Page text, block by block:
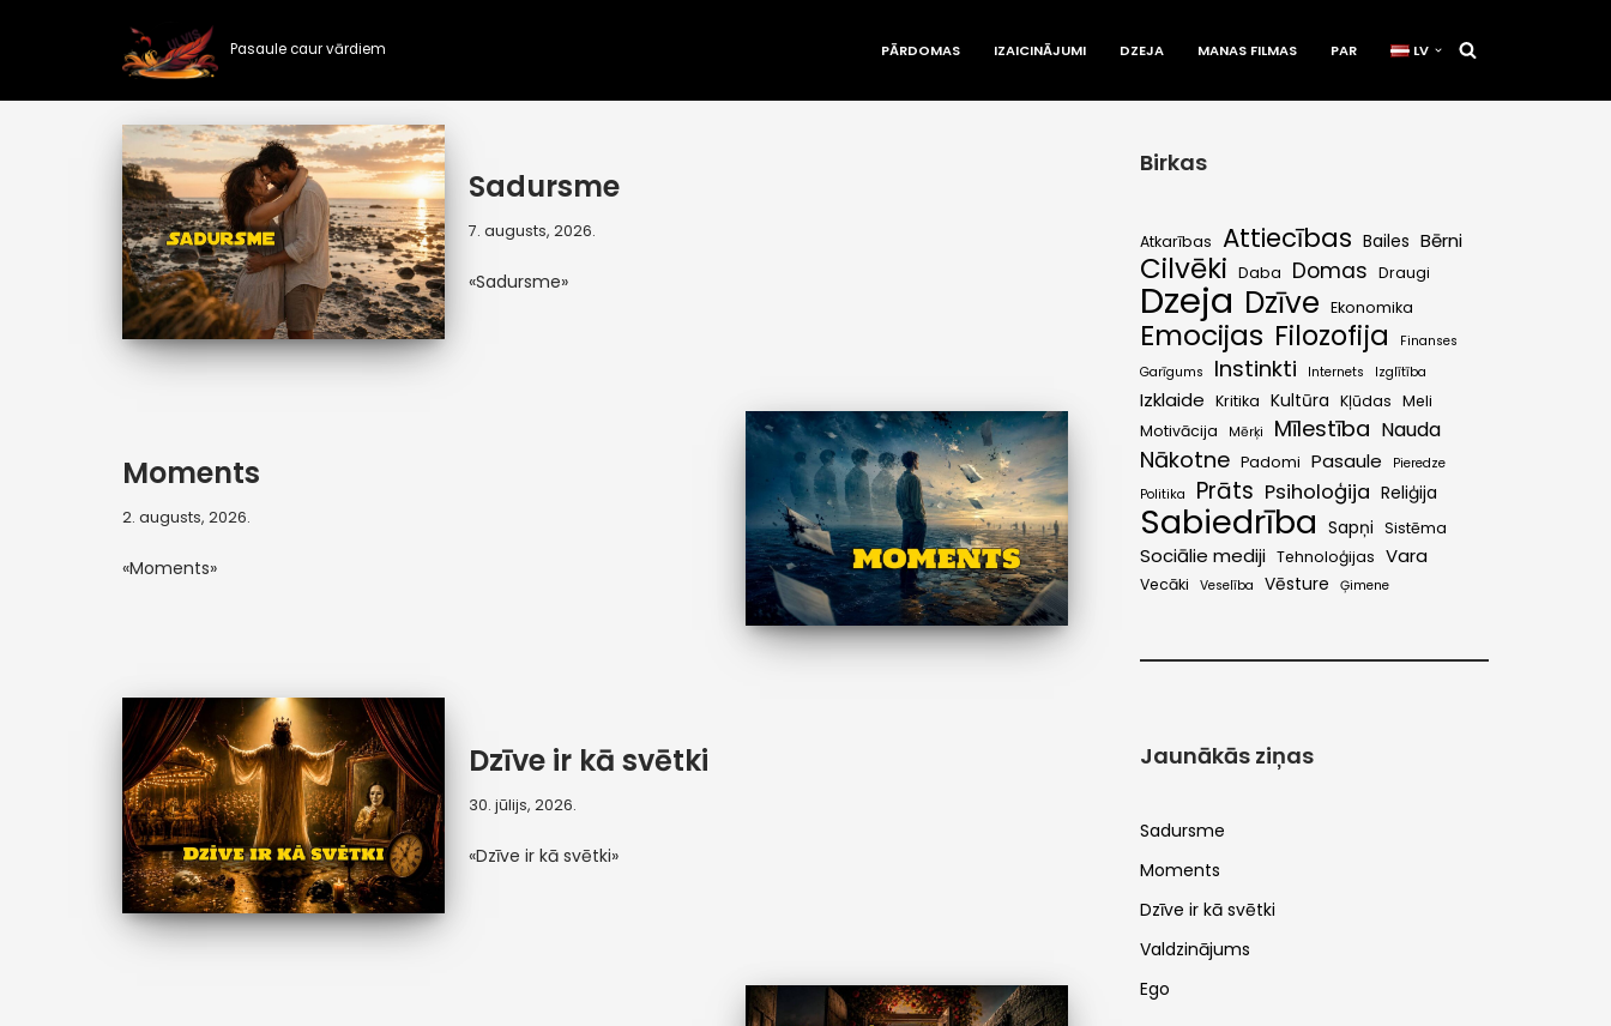
Pasaule caur vārdiem PĀRDOMAS IZAICINĀJUMI DZEJA MANAS FILMAS PAR LV
Sadursme
7. augusts, 2026.
«Sadursme»
Moments
2. augusts, 2026.
«Moments»
Dzīve ir kā svētki
30. jūlijs, 2026.
«Dzīve ir kā svētki»
Birkas
Atkarības Attiecības Bailes Bērni
Cilvēki Daba Domas Draugi
Dzeja Dzīve Ekonomika
Emocijas Filozofija
Finanses
Garīgums
Instinkti Internets Izglītība
Izklaide Kritika Kultūra Kļūdas Meli
Motivācija
Mērķi Mīlestība Nauda
Nākotne Padomi Pasaule
Pieredze
Politika
Prāts Psiholoģija Reliģija
Sabiedrība Sapņi Sistēma
Sociālie mediji Tehnoloģijas Vara
Vecāki Veselība Vēsture Ģimene
Jaunākās ziņas
Sadursme
Moments
Dzīve ir kā svētki
Valdzinājums
Ego